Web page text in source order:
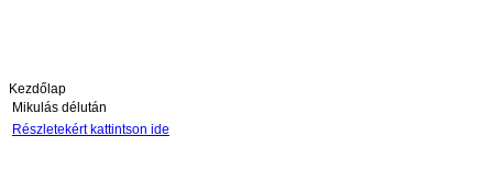
Kezdőlap
Mikulás délután
Részletekért kattintson ide